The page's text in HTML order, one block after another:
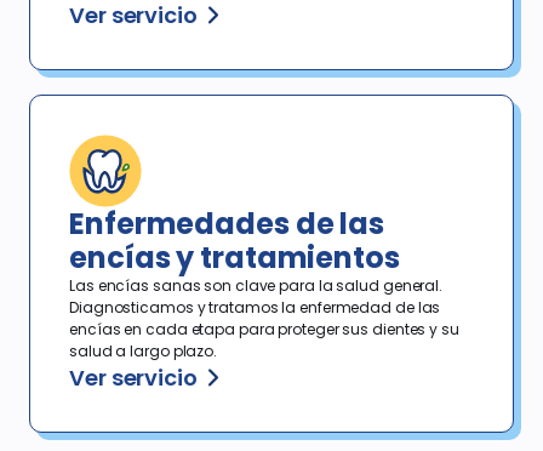
Ver servicio
Enfermedades de las
encías y tratamientos
Las encías sanas son clave para la salud general.
Diagnosticamos y tratamos la enfermedad de las
encías en cada etapa para proteger sus dientes y su
salud a largo plazo.
Ver servicio